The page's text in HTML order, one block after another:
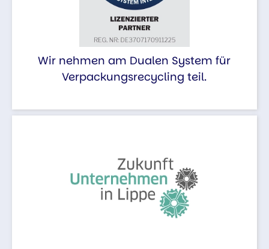
Wir nehmen am Dualen System für
Verpackungsrecycling teil.